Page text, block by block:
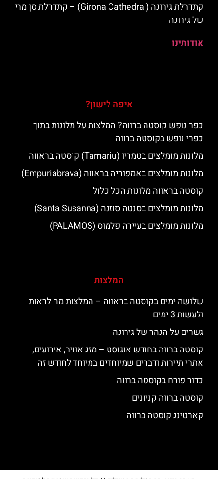
קתדרלת גירונה (Girona Cathedral) – קתדרלת סן מרי
של גירונה
אודותינו
איפה לישון?
כפר נופש קוסטה ברווה? המלצות על מלונות בתוך
כפרי נופש בקוסטה ברווה
מלונות מומלצים בטמריו (Tamariu) קוסטה בראווה
מלונות מומלצים באמפוריה בראווה (Empuriabrava)
קוסטה בראווה מלונות הכל כלול
מלונות מומלצים בסנטה סוזנה (Santa Susanna)
מלונות מומלצים בעיירה פלמוס (PALAMOS)
המלצות
שלושה ימים בקוסטה בראווה – המלצות מה לראות
ולעשות 3 ימים
גשרים על הנהר של גירונה
קוסטה ברווה בחודש אוגוסט – מזג אוויר, אירועים,
אתרי תיירות ודברים שמיוחדים במיוחד לחודש זה
כדור פורח בקוסטה ברווה
קוסטה ברווה קניונים
קארטינג קוסטה ברווה